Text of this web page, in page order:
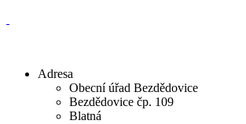
Adresa
Obecní úřad Bezdědovice
Bezdědovice čp. 109
Blatná